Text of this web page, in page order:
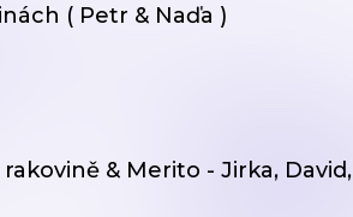
( Petr & Naďa )
& Merito - Jirka, David,